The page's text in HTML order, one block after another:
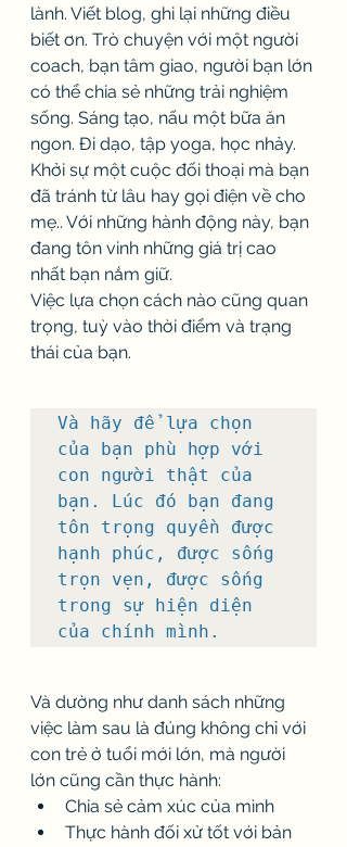
lành. Viết blog, ghi lại những điều
biết ơn. Trò chuyện với một người
coach, bạn tâm giao, người bạn lớn
có thể chia sẻ những trải nghiệm
sống. Sáng tạo, nấu một bữa ăn
ngon. Đi dạo, tập yoga, học nhảy.
Khởi sự một cuộc đối thoại mà bạn
đã tránh từ lâu hay gọi điện về cho
mẹ.. Với những hành động này, bạn
đang tôn vinh những giá trị cao
nhất bạn nắm giữ.
Việc lựa chọn cách nào cũng quan
trọng, tuỳ vào thời điểm và trạng
thái của bạn.
Và hãy để lựa chọn
của bạn phù hợp với
con người thật của
bạn. Lúc đó bạn đang
tôn trọng quyền được
hạnh phúc, được sống
trọn vẹn, được sống
trong sự hiện diện
của chính mình.
Và dường như danh sách những
việc làm sau là đúng không chỉ với
con trẻ ở tuổi mới lớn, mà người
lớn cũng cần thực hành:
Chia sẻ cảm xúc của mình
Thực hành đối xử tốt với bản